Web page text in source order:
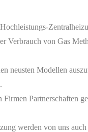
Verbrauch von Gas
neusten Modellen
Partnerschaften
werden von uns